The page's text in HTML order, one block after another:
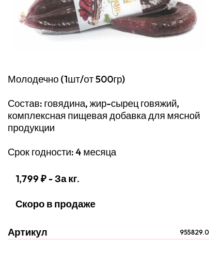
Молодечно (1шт/от 500гр)
Состав: говядина, жир-сырец говяжий,
комплексная пищевая добавка для мясной
продукции
Срок годности: 4 месяца
1,799 ₽ - За кг.
Скоро в продаже
Артикул 955829.0